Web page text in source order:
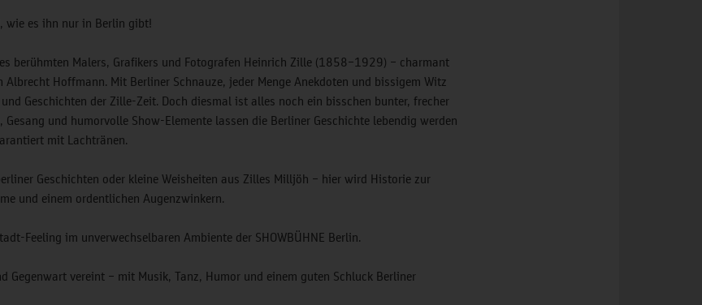
wie es ihn nur in Berlin gibt!
berühmten Malers, Grafikers und Fotografen Heinrich Zille (1858–1929) – charmant
Hoffmann. Mit Berliner Schnauze, jeder Menge Anekdoten und bissigem Witz
Geschichten der Zille-Zeit. Doch diesmal ist alles noch ein bisschen bunter, frecher
und humorvolle Show-Elemente lassen die Berliner Geschichte lebendig werden
mit Lachtränen.
Geschichten oder kleine Weisheiten aus Zilles Milljöh – hier wird Historie zur
und einem ordentlichen Augenzwinkern.
Feeling im unverwechselbaren Ambiente der SHOWBÜHNE Berlin.
Gegenwart vereint – mit Musik, Tanz, Humor und einem guten Schluck Berliner